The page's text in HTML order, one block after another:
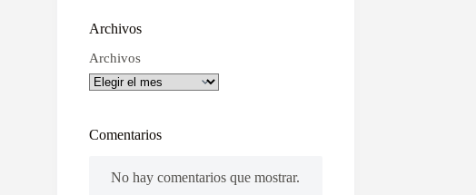
Archivos
Archivos
Comentarios
No hay comentarios que mostrar.